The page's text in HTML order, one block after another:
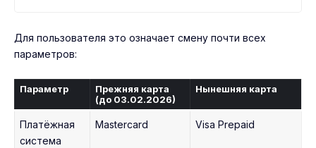
Для пользователя это означает смену почти всех
параметров:
Параметр
Прежняя карта
(до 03.02.2026)
Нынешняя карта
Платёжная
система
Mastercard Visa Prepaid